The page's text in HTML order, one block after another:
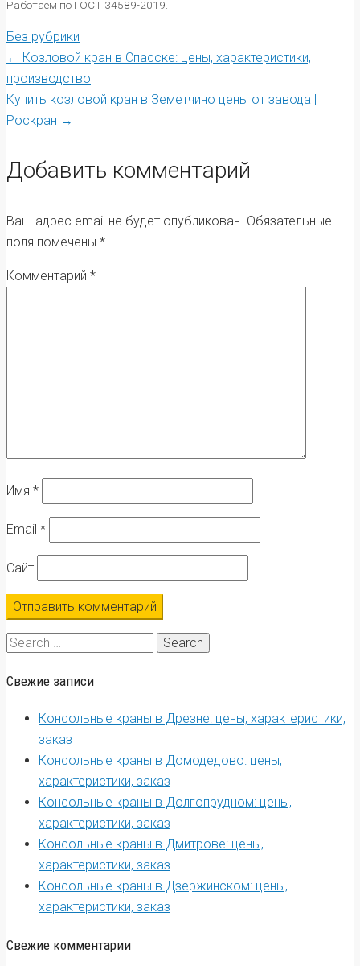
Работаем по ГОСТ 34589-2019.
Без рубрики
Post
navigation
← Козловой кран в Спасске: цены, характеристики,
производство
Купить козловой кран в Земетчино цены от завода |
Роскран →
Добавить комментарий
Ваш адрес email не будет опубликован. Обязательные
поля помечены *
Комментарий *
Имя *
Email *
Сайт
Search
Свежие записи
Консольные краны в Дрезне: цены, характеристики,
заказ
Консольные краны в Домодедово: цены,
характеристики, заказ
Консольные краны в Долгопрудном: цены,
характеристики, заказ
Консольные краны в Дмитрове: цены,
характеристики, заказ
Консольные краны в Дзержинском: цены,
характеристики, заказ
Свежие комментарии